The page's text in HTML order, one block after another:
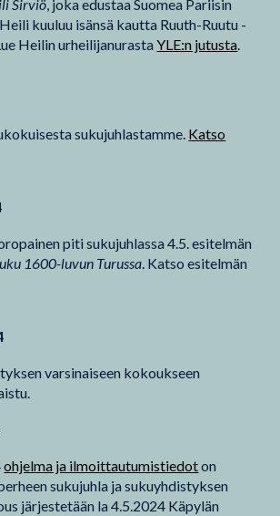
Sirviö, joka edustaa Suomea Pariisin
kuuluu isänsä kautta Ruuth-Ruutu -
Heilin urheilijanurastaYLE:n jutusta.
sukujuhlastamme. Katso
piti sukujuhlassa 4.5. esitelmän
1600-luvun Turussa. Katso esitelmän
varsinaiseen kokoukseen
ohjelma ja ilmoittautumistiedoton
sukujuhla ja sukuyhdistyksen
järjestetään la 4.5.2024 Käpylän